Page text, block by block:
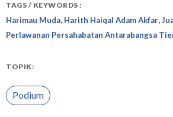
TAGS / KEYWORDS :
Harimau Muda, Harith Haiqal Adam Akfar,
Perlawanan Persahabatan Antarabangsa
TOPIK:
Podium